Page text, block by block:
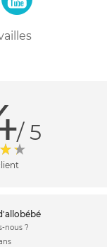
/ 5
nous ?